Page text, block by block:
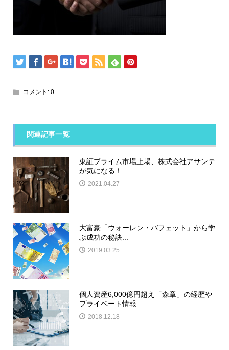
コメント: 0
関連記事一覧
東証プライム市場上場、株式会社アサンテ
が気になる！
2021.04.27
大富豪「ウォーレン・バフェット」から学
ぶ成功の秘訣...
2019.03.25
個人資産6,000億円超え「森章」の経歴や
プライベート情報
2018.12.18